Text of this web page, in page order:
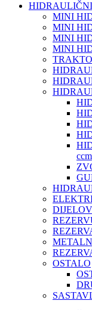
MINI
MINI
MINI
MINI
ccm
OSTALO